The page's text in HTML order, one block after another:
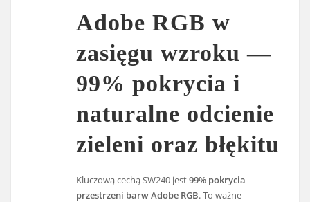
Adobe RGB w
zasięgu wzroku —
99% pokrycia i
naturalne odcienie
zieleni oraz błękitu
Kluczową cechą SW240 jest99% pokrycia
przestrzeni barw Adobe RGB. To ważne